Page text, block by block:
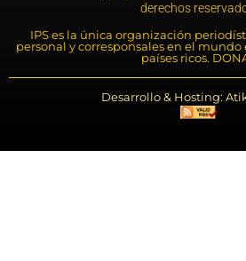
derechos
IPS es la única organización
personal y corresponsales en el
países ricos.
Desarrollo & Hosting: